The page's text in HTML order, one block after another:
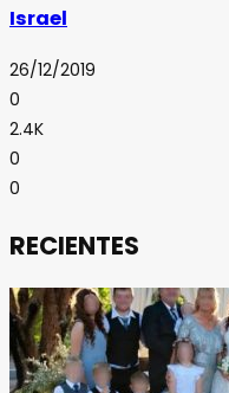
Israel
26/12/2019
0
2.4K
0
0
RECIENTES